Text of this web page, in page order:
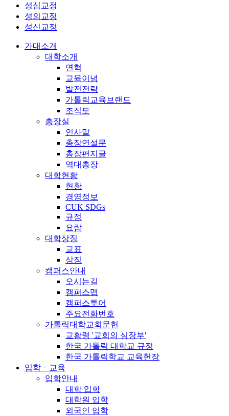
성심교정
성의교정
성신교정
가대소개
대학소개
연혁
교육이념
발전전략
가톨릭교육브랜드
조직도
총장실
인사말
총장연설문
총장편지글
역대총장
대학현황
현황
경영정보
CUK SDGs
규정
요람
대학상징
교표
상징
캠퍼스안내
오시는길
캠퍼스맵
캠퍼스투어
주요전화번호
가톨릭대학교회문헌
교황령 '교회의 심장부'
한국 가톨릭 대학교 규정
한국 가톨릭학교 교육헌장
입학ㆍ교육
입학안내
대학 입학
대학원 입학
외국인 입학